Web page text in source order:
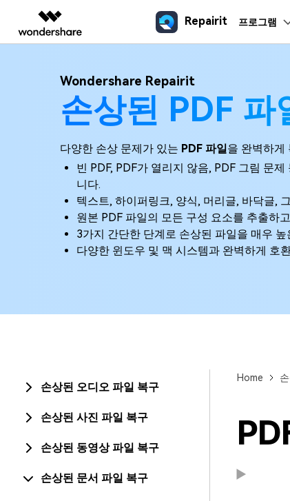
주
동영상 크리에이티비티
Filmora
쉽고 재미있는 영상 편집
UniConverter
DemoCreator
강력한 화면 녹화
AI 동영상, 이미지, 음악 생성기
EdrawMax
순서도 프로그램
EdrawMind
엔터프라이즈
교육
파트너
Repairit 프로그램
리페어릿
기본 기능
손상된 동영상 복구 인기
손상된 사진 복구
손상된 오디오 복구
손상된 파일 복구
프로페셔널 동영상 복
R3D 파일 복구
활용 팁
시나리오
픽셀 깨진 사진 복
사진 노이즈 제거
Excel 오류 복구
PowerPoint 복구
지원 포맷
MP4 동영상 복
DAT 파일 복구
RAR 파일 복구
데이터 복구
휴지통 복구
파일 복구
이메일 복구
동영상 복구/복원 카
Repairit
인공지능 기반 영상, 사
Wondershare Repairit
손상된 PDF 파
다양한 손상 문제가 있는 PDF 파일을 완벽하게
빈 PDF, PDF가 열리지 않음, PDF 그림 문
니다.
텍스트, 하이퍼링크, 양식, 머리글, 바닥글,
원본 PDF 파일의 모든 구성 요소를 추출하
3가지 간단한 단계로 손상된 파일을 매우
다양한 윈도우 및 맥 시스템과 완벽하게 호
손상된 오디오 파일 복구
손상된 사진 파일 복구
손상된 동영상 파일 복구
손상된 문서 파일 복구
Home